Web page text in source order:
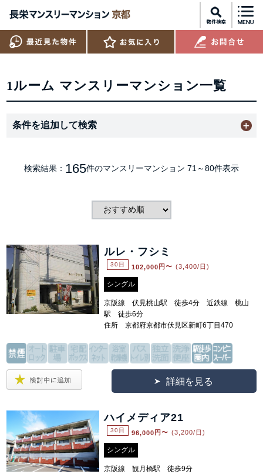
1ルーム マンスリーマンション一覧
条件を追加して検索
検索結果： 165件のマンスリーマンション 71～80件表示
ルレ・フシミ
30日 102,000 円〜 (3,400/日)
シングル
京阪線 伏見桃山駅 徒歩4分 近鉄線 桃山
駅 徒歩6分
住所 京都府京都市伏見区新町6丁目470
詳細を見る
ハイメディア21
30日 96,000 円〜 (3,200/日)
シングル
京阪線 観月橋駅 徒歩9分